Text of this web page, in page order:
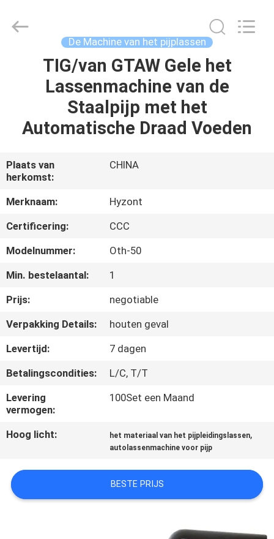
PRODUCTEN
ONGEVEER
ONS
FABRIEKSREIS
KWALITEITSCONTROLE
VERZOEK
OM EEN
SITEMAP
PRIVACYBELEID
Co.,Ltd..
De Machine van het pijplassen
TIG/van GTAW Gele het
Lassenmachine van de
Staalpijp met het
Automatische Draad Voeden
Plaats van
herkomst:
CHINA
Merknaam:
Hyzont
Certificering:
CCC
Modelnummer:
Oth-50
Min. bestelaantal:
1
Prijs:
negotiable
Verpakking Details:
houten geval
Levertijd:
7 dagen
Betalingscondities:
L/C, T/T
Levering
vermogen:
100Set een Maand
Hoog licht: het materiaal van het pijpleidingslassen,
autolassenmachine voor pijp
BESTE PRIJS